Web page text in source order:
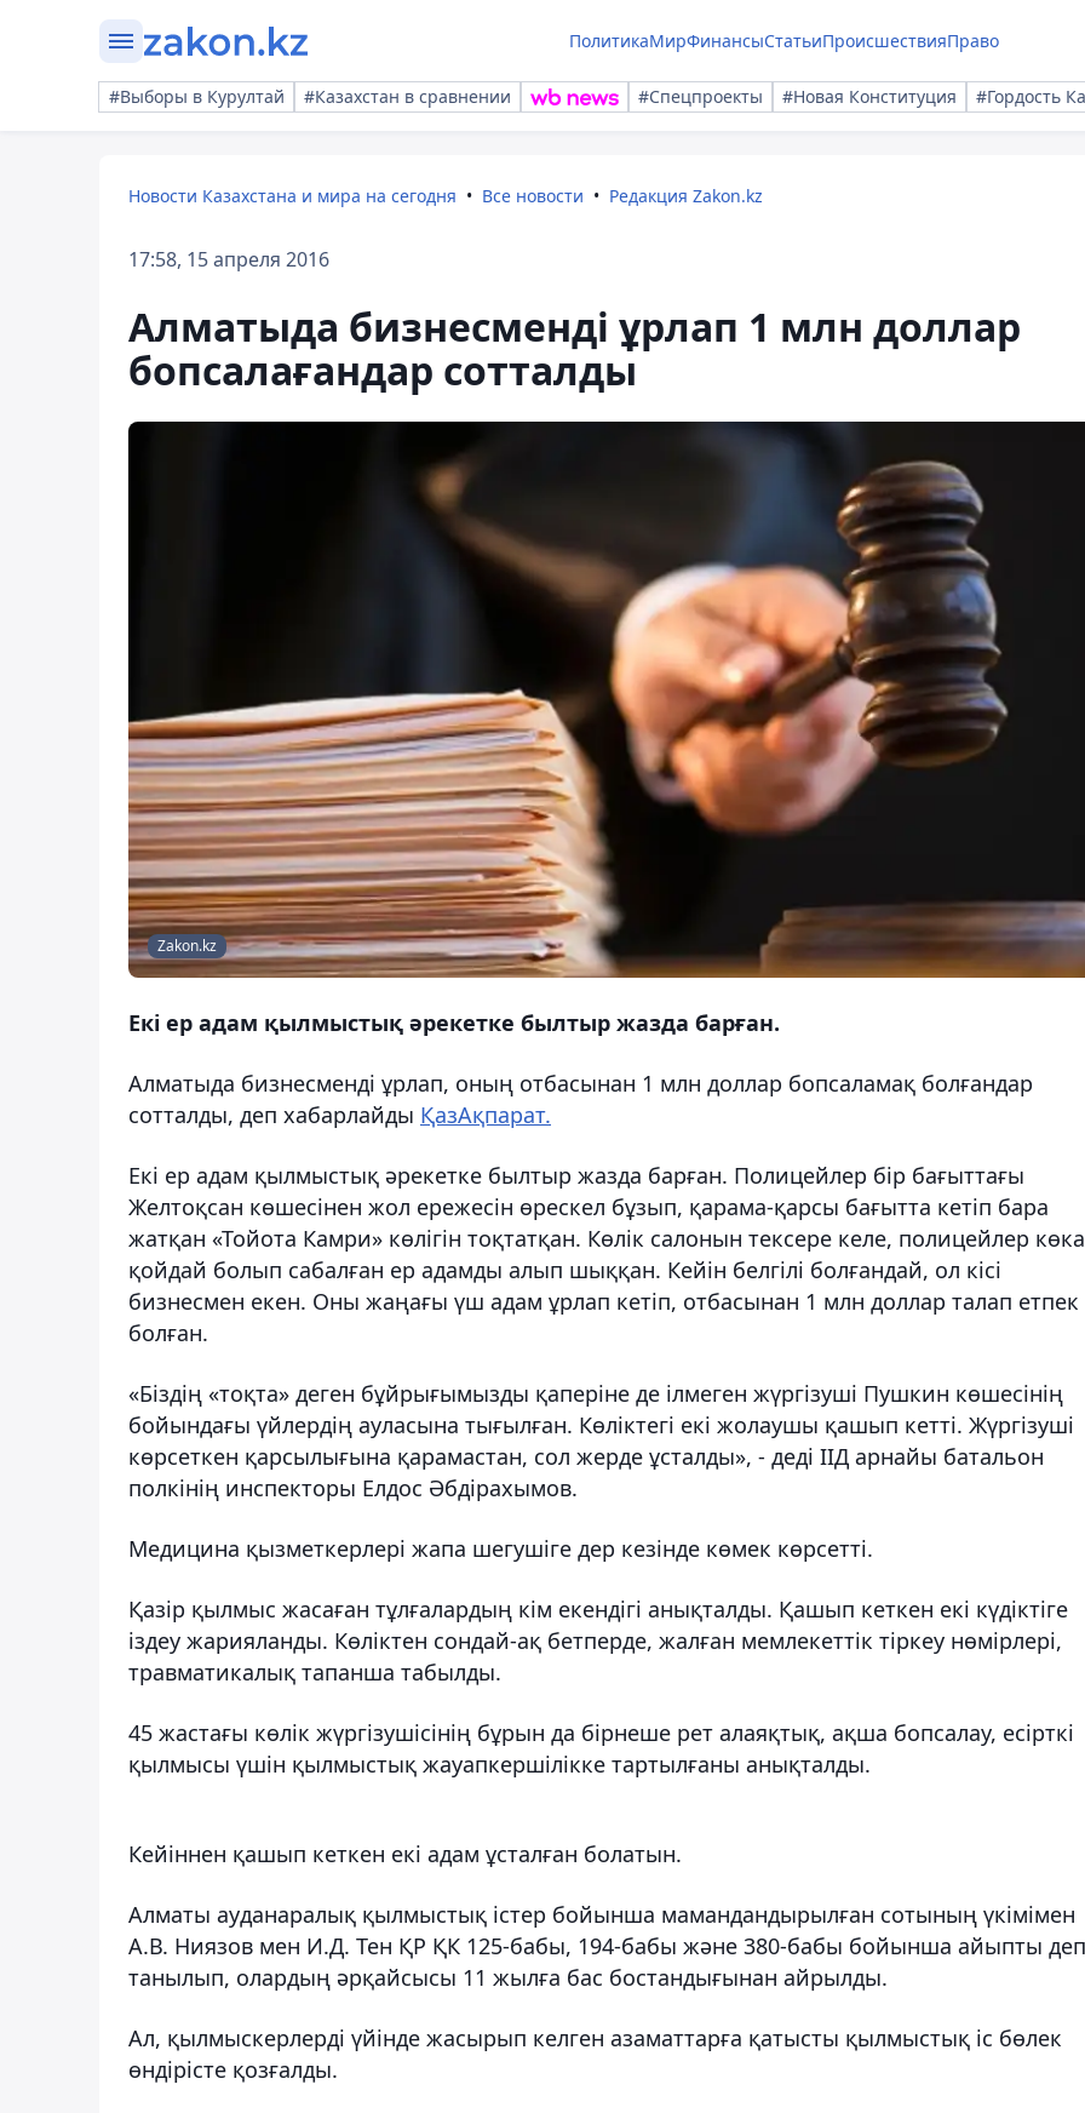
ПолитикаМирФинансыСтатьиПроисшествияПраво
#Выборы в Курултай #Казахстан в сравнении #Спецпроекты #Новая Конституция #Гордость
Новости Казахстана и мира на сегодня Все новости Редакция Zakon.kz
17:58, 15 апреля 2016
Алматыда бизнесменді ұрлап 1 млн доллар
бопсалағандар сотталды
Zakon.kz
Екі ер адам қылмыстық әрекетке былтыр жазда барған.
Алматыда бизнесменді ұрлап, оның отбасынан 1 млн доллар бопсаламақ болғандар
сотталды, деп хабарлайды ҚазАқпарат.
Екі ер адам қылмыстық әрекетке былтыр жазда барған. Полицейлер бір бағыттағы
Желтоқсан көшесінен жол ережесін өрескел бұзып, қарама-қарсы бағытта кетіп бара
жатқан «Тойота Камри» көлігін тоқтатқан. Көлік салонын тексере келе, полицейлер
қойдай болып сабалған ер адамды алып шыққан. Кейін белгілі болғандай, ол кісі
бизнесмен екен. Оны жаңағы үш адам ұрлап кетіп, отбасынан 1 млн доллар талап етпек
болған.
«Біздің «тоқта» деген бұйрығымызды қаперіне де ілмеген жүргізуші Пушкин көшесінің
бойындағы үйлердің ауласына тығылған. Көліктегі екі жолаушы қашып кетті. Жүргізуші
көрсеткен қарсылығына қарамастан, сол жерде ұсталды», - деді ІІД арнайы батальон
полкінің инспекторы Елдос Әбдірахымов.
Медицина қызметкерлері жапа шегушіге дер кезінде көмек көрсетті.
Қазір қылмыс жасаған тұлғалардың кім екендігі анықталды. Қашып кеткен екі күдіктіге
іздеу жарияланды. Көліктен сондай-ақ бетперде, жалған мемлекеттік тіркеу нөмірлері,
травматикалық тапанша табылды.
45 жастағы көлік жүргізушісінің бұрын да бірнеше рет алаяқтық, ақша бопсалау, есірткі
қылмысы үшін қылмыстық жауапкершілікке тартылғаны анықталды.
Кейіннен қашып кеткен екі адам ұсталған болатын.
Алматы ауданаралық қылмыстық істер бойынша мамандандырылған сотының үкімімен
А.В. Ниязов мен И.Д. Тен ҚР ҚК 125-бабы, 194-бабы және 380-бабы бойынша айыпты деп
танылып, олардың әрқайсысы 11 жылға бас бостандығынан айрылды.
Ал, қылмыскерлерді үйінде жасырып келген азаматтарға қатысты қылмыстық іс бөлек
өндірісте қозғалды.